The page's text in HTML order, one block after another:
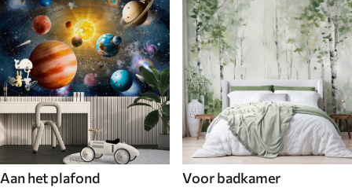
Aan het plafond Voor badkamer